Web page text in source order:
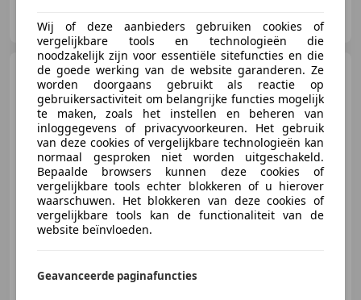
NL-3846 CL HARDERWIJK
BMW X3xDrive 20i M Sport
€ 24.449
06/2018 129.768 km
Wij of deze aanbieders gebruiken cookies of
vergelijkbare tools en technologieën die
noodzakelijk zijn voor essentiële sitefuncties en die
de goede werking van de website garanderen. Ze
worden doorgaans gebruikt als reactie op
gebruikersactiviteit om belangrijke functies mogelijk
te maken, zoals het instellen en beheren van
inloggegevens of privacyvoorkeuren. Het gebruik
van deze cookies of vergelijkbare technologieën kan
normaal gesproken niet worden uitgeschakeld.
Bepaalde browsers kunnen deze cookies of
vergelijkbare tools echter blokkeren of u hierover
waarschuwen. Het blokkeren van deze cookies of
vergelijkbare tools kan de functionaliteit van de
website beïnvloeden.
Geavanceerde paginafuncties